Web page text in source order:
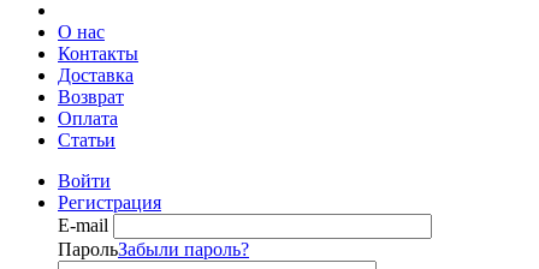
О нас
Контакты
Доставка
Возврат
Оплата
Статьи
Войти
Регистрация
E-mail
ПарольЗабыли пароль?